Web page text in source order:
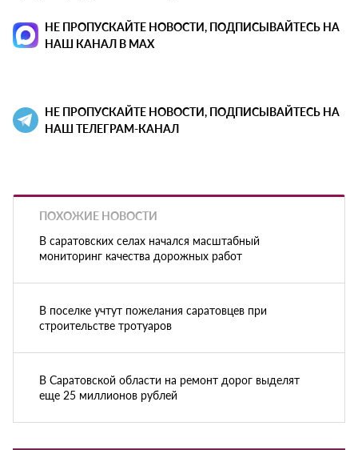
НЕ ПРОПУСКАЙТЕ НОВОСТИ, ПОДПИСЫВАЙТЕСЬ НА
НАШ КАНАЛ В MAX
НЕ ПРОПУСКАЙТЕ НОВОСТИ, ПОДПИСЫВАЙТЕСЬ НА
НАШ ТЕЛЕГРАМ-КАНАЛ
ПОХОЖИЕ НОВОСТИ
В саратовских селах начался масштабный
мониторинг качества дорожных работ
В поселке учтут пожелания саратовцев при
строительстве тротуаров
В Саратовской области на ремонт дорог выделят
еще 25 миллионов рублей